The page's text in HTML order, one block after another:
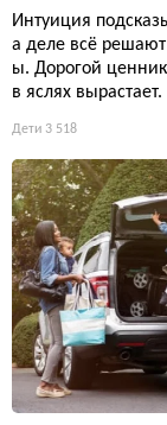
Интуиция
а деле всё
ы. Дорогой
в яслях вырастает.
Дети 3 518